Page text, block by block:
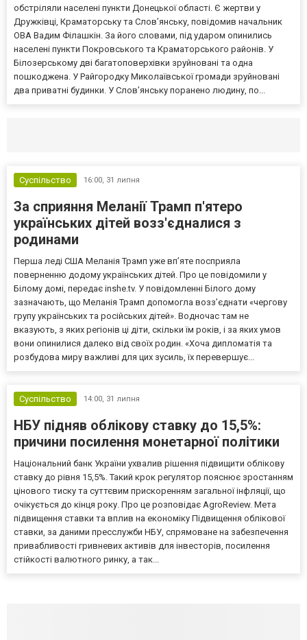
обстріляли населені пункти Донецької області. Є жертви у
Дружківці, Краматорську та Слов’янську, повідомив начальник
ОВА Вадим Філашкін. За його словами, під ударом опинились
населені пункти Покровського та Краматорського районів. У
Білозерському дві багатоповерхівки зруйновані та одна
пошкоджена. У Райгородку Миколаївської громади зруйновані
два приватні будинки. У Слов’янську поранено людину, по...
Суспільство 16:00, 31 липня
За сприяння Меланії Трамп п'ятеро
українських дітей возз'єдналися з
родинами
Перша леді США Меланія Трамп уже впʼяте посприяла
поверненню додому українських дітей. Про це повідомили у
Білому домі, передає inshe.tv. У повідомленні Білого дому
зазначають, що Меланія Трамп допомогла возз’єднати «чергову
групу українських та російських дітей». Водночас там не
вказують, з яких регіонів ці діти, скільки їм років, і за яких умов
вони опинилися далеко від своїх родин. «Хоча дипломатія та
розбудова миру важливі для цих зусиль, їх перевершує...
Суспільство 14:00, 31 липня
НБУ підняв облікову ставку до 15,5%:
причини посилення монетарної політики
Національний банк України ухвалив рішення підвищити облікову
ставку до рівня 15,5%. Такий крок регулятор пояснює зростанням
цінового тиску та суттєвим прискоренням загальної інфляції, що
очікується до кінця року. Про це розповідає AgroReview. Мета
підвищення ставки та вплив на економіку Підвищення облікової
ставки, за даними пресслужби НБУ, спрямоване на забезпечення
привабливості гривневих активів для інвесторів, посилення
стійкості валютного ринку, а так...